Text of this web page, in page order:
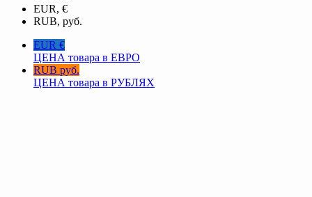
EUR, €
RUB, руб.
EUR €
ЦЕНА товара в ЕВРО
RUB руб.
ЦЕНА товара в РУБЛЯХ